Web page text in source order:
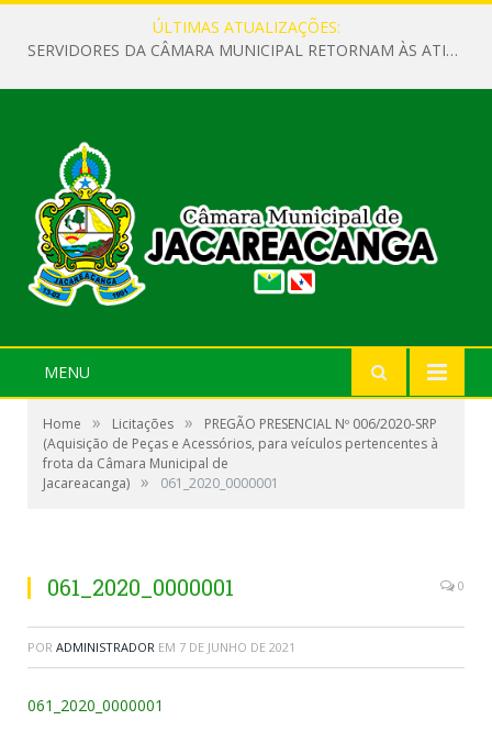
ÚLTIMAS ATUALIZAÇÕES:
SERVIDORES DA CÂMARA MUNICIPAL RETORNAM ÀS ATIVIDADES APÓS O RECESSO PARLAMENTAR
MENU
Home » Licitações »
PREGÃO PRESENCIAL Nº 006/2020-SRP
(Aquisição de Peças e Acessórios, para veículos pertencentes à
frota da Câmara Municipal de
Jacareacanga) » 061_2020_0000001
061_2020_0000001 0
POR ADMINISTRADOR EM 7 DE JUNHO DE 2021
061_2020_0000001